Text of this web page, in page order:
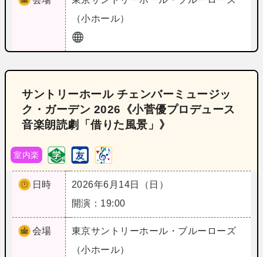
（小ホール）
サントリーホール チェンバーミュージッ
ク・ガーデン 2026《小菅優プロデュース
音楽朗読劇「借りた風景」》
室内楽
日時
2026年6月14日（日）
開演：19:00
会場 東京サントリーホール・ブルーローズ
（小ホール）